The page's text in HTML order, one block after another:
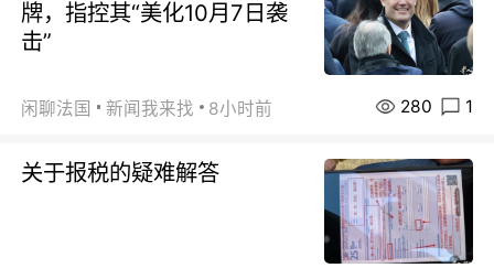
牌，指控其“美化10月7日袭
击”
闲聊法国 新闻我来找 8小时前 280 1
关于报税的疑难解答